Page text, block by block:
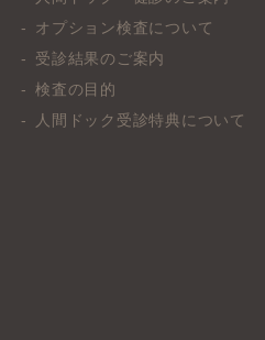
オプション検査について
受診結果のご案内
検査の目的
人間ドック受診特典について